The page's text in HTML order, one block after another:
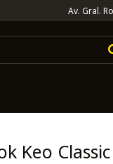
Av. Gral.
Keo